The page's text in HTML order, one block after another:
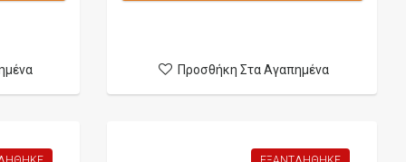
Προσθήκη Στα Αγαπημένα